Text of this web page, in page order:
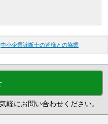
中小企業診断士の皆様との協業
軽にお問い合わせください。